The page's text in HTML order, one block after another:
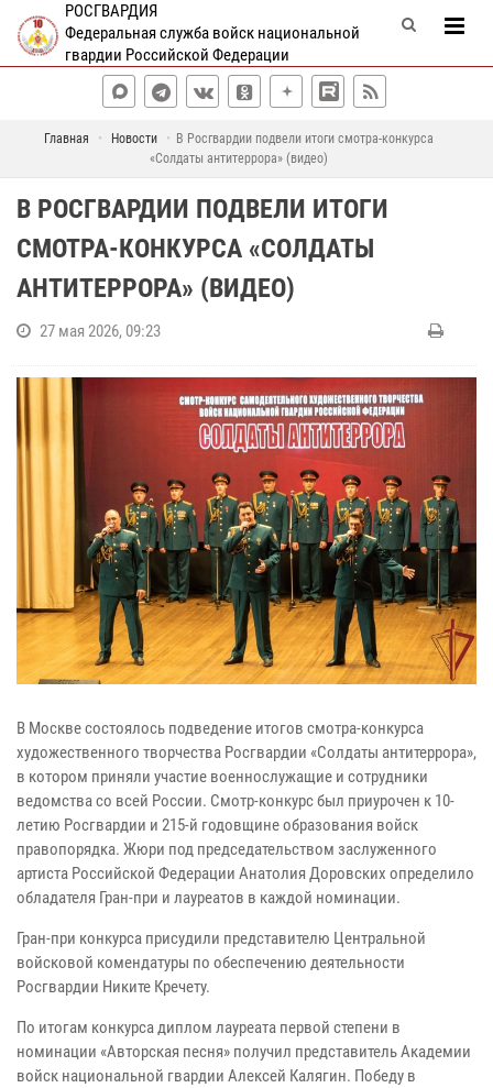
РОСГВАРДИЯ
Федеральная служба войск национальной
гвардии Российской Федерации
Главная Новости
В Росгвардии подвели итоги смотра-конкурса
«Солдаты антитеррора» (видео)
В РОСГВАРДИИ ПОДВЕЛИ ИТОГИ
СМОТРА-КОНКУРСА «СОЛДАТЫ
АНТИТЕРРОРА» (ВИДЕО)
27 мая 2026, 09:23
В Москве состоялось подведение итогов смотра-конкурса
художественного творчества Росгвардии «Солдаты антитеррора»,
в котором приняли участие военнослужащие и сотрудники
ведомства со всей России. Смотр-конкурс был приурочен к 10-
летию Росгвардии и 215-й годовщине образования войск
правопорядка. Жюри под председательством заслуженного
артиста Российской Федерации Анатолия Доровских определило
обладателя Гран-при и лауреатов в каждой номинации.
Гран-при конкурса присудили представителю Центральной
войсковой комендатуры по обеспечению деятельности
Росгвардии Никите Кречету.
По итогам конкурса диплом лауреата первой степени в
номинации «Авторская песня» получил представитель Академии
войск национальной гвардии Алексей Калягин. Победу в